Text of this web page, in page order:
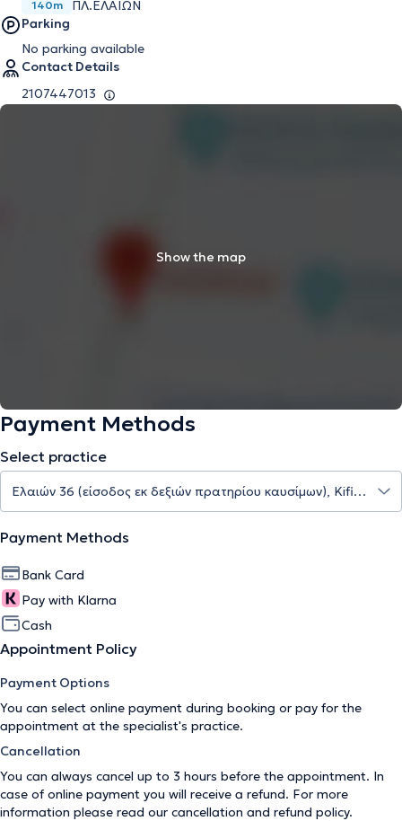
140m
ΠΛ.ΕΛΑΙΩΝ
Parking
No parking available
Contact Details
2107447013
Show the map
Payment Methods
Select practice
Payment Methods
Bank Card
Pay with Klarna
Cash
Appointment Policy
Payment Options
You can select online payment during booking or pay for the
appointment at the specialist's practice.
Cancellation
You can always cancel up to 3 hours before the appointment. In
case of online payment you will receive a refund. For more
information please read our cancellation and refund policy.